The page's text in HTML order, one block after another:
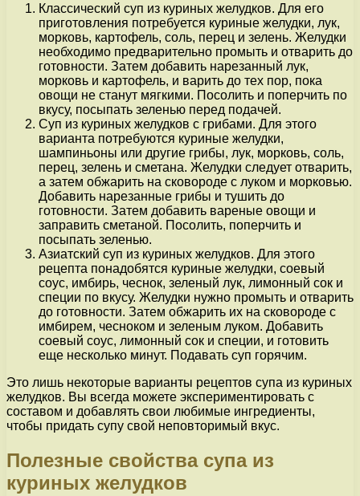
Классический суп из куриных желудков. Для его
приготовления потребуется куриные желудки, лук,
морковь, картофель, соль, перец и зелень. Желудки
необходимо предварительно промыть и отварить до
готовности. Затем добавить нарезанный лук,
морковь и картофель, и варить до тех пор, пока
овощи не станут мягкими. Посолить и поперчить по
вкусу, посыпать зеленью перед подачей.
Суп из куриных желудков с грибами. Для этого
варианта потребуются куриные желудки,
шампиньоны или другие грибы, лук, морковь, соль,
перец, зелень и сметана. Желудки следует отварить,
а затем обжарить на сковороде с луком и морковью.
Добавить нарезанные грибы и тушить до
готовности. Затем добавить вареные овощи и
заправить сметаной. Посолить, поперчить и
посыпать зеленью.
Азиатский суп из куриных желудков. Для этого
рецепта понадобятся куриные желудки, соевый
соус, имбирь, чеснок, зеленый лук, лимонный сок и
специи по вкусу. Желудки нужно промыть и отварить
до готовности. Затем обжарить их на сковороде с
имбирем, чесноком и зеленым луком. Добавить
соевый соус, лимонный сок и специи, и готовить
еще несколько минут. Подавать суп горячим.
Это лишь некоторые варианты рецептов супа из куриных
желудков. Вы всегда можете экспериментировать с
составом и добавлять свои любимые ингредиенты,
чтобы придать супу свой неповторимый вкус.
Полезные свойства супа из
куриных желудков